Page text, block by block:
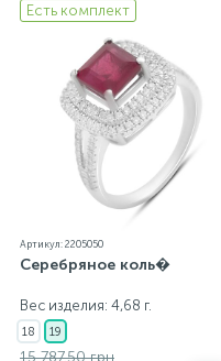
Есть комплект
Артикул: 2205050
Серебряное коль�
Вес изделия: 4,68 г.
18 19